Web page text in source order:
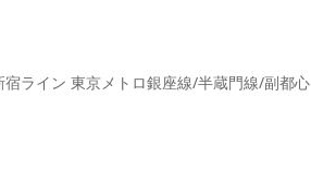
ライン 東京メトロ銀座線/半蔵門線/副都心